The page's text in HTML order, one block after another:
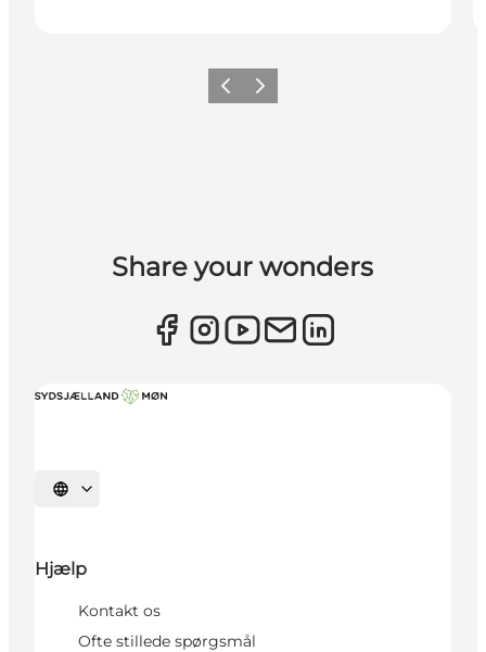
ForrigeNæste
Share your wonders
Vælg sprog
Hjælp
Kontakt os
Ofte stillede spørgsmål